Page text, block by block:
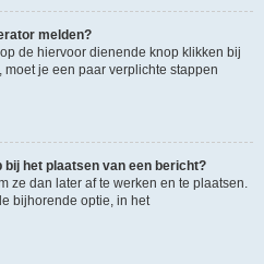
melden?
de hiervoor dienende knop klikken bij
moet je een paar verplichte stappen
het plaatsen van een bericht?
ze dan later af te werken en te plaatsen.
bijhorende optie, in het